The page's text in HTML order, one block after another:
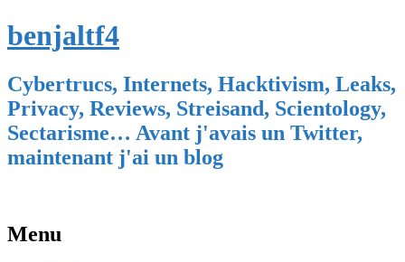
benjaltf4
Cybertrucs, Internets, Hacktivism, Leaks,
Privacy, Reviews, Streisand, Scientology,
Sectarisme… Avant j'avais un Twitter,
maintenant j'ai un blog
Menu